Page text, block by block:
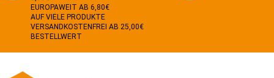
EUROPAWEIT AB 6,80€
AUF VIELE PRODUKTE
VERSANDKOSTENFREI AB 25,00€
BESTELLWERT